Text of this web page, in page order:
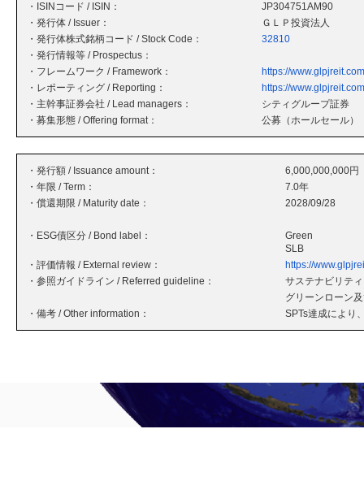
・ISINコード / ISIN：
JP304751AM90
・発行体 / Issuer：
ＧＬＰ投資法人
・発行体株式銘柄コード / Stock Code：
32810
・発行情報等 / Prospectus：
・フレームワーク / Framework：
https://
・レポーティング / Reporting：
https://
・主幹事証券会社 / Lead managers：
シティグループ証券
・募集形態 / Offering format：
公募（ホールセール）
・発行額 / Issuance amount：
6,000,000,000円
・年限 / Term：
7.0年
・償還期限 / Maturity date：
2028/09/28
・ESG債区分 / Bond label：
Green
SLB
・評価情報 / External review：
https://
・参照ガイドライン / Referred guideline：
サステナビリテ
グリーンローン
・備考 / Other information：
SPTs達成により